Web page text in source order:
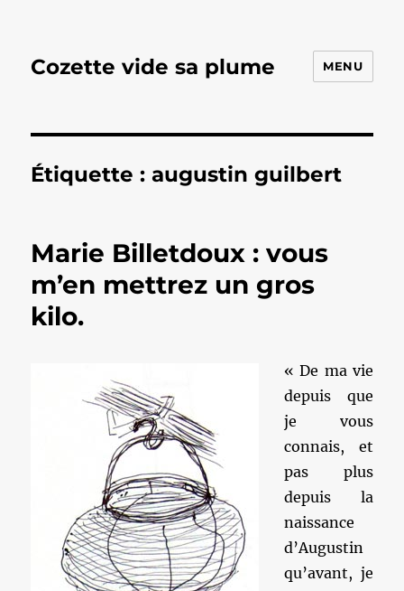
Cozette vide sa plume MENU
Étiquette :augustin guilbert
Marie Billetdoux : vous
m’en mettrez un gros
kilo.
« De ma vie
depuis que
je vous
connais, et
pas plus
depuis la
naissance
d’Augustin
qu’avant, je